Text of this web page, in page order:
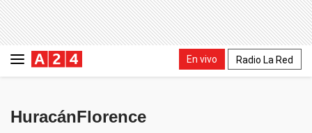
En vivo Radio La Red
HuracánFlorence